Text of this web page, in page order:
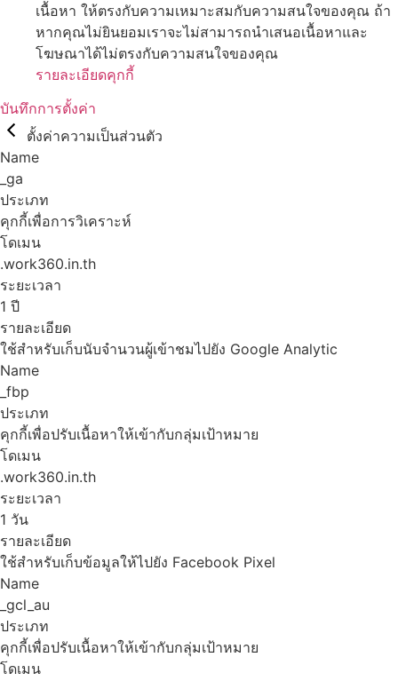
เนื้อหา ให้ตรงกับความเหมาะสมกับความสนใจของคุณ ถ้า
หากคุณไม่ยินยอมเราจะไม่สามารถนำเสนอเนื้อหาและ
โฆษณาได้ไม่ตรงกับความสนใจของคุณ
รายละเอียดคุกกี้
บันทึกการตั้งค่า
ตั้งค่าความเป็นส่วนตัว
Name
_ga
ประเภท
คุกกี้เพื่อการวิเคราะห์
โดเมน
.work360.in.th
ระยะเวลา
1 ปี
รายละเอียด
ใช้สำหรับเก็บนับจำนวนผู้เข้าชมไปยัง Google Analytic
Name
_fbp
ประเภท
คุกกี้เพื่อปรับเนื้อหาให้เข้ากับกลุ่มเป้าหมาย
โดเมน
.work360.in.th
ระยะเวลา
1 วัน
รายละเอียด
ใช้สำหรับเก็บข้อมูลให้ไปยัง Facebook Pixel
Name
_gcl_au
ประเภท
คุกกี้เพื่อปรับเนื้อหาให้เข้ากับกลุ่มเป้าหมาย
โดเมน